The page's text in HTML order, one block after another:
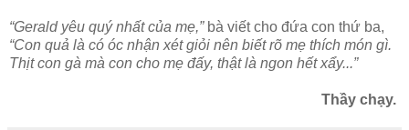
“Gerald yêu quý nhất của mẹ,”bà viết cho đứa con thứ ba,
“Con quả là có óc nhận xét giỏi nên biết rõ mẹ thích món gì.
Thịt con gà mà con cho mẹ đấy, thật là ngon hết xẩy...”
Thầy chạy.